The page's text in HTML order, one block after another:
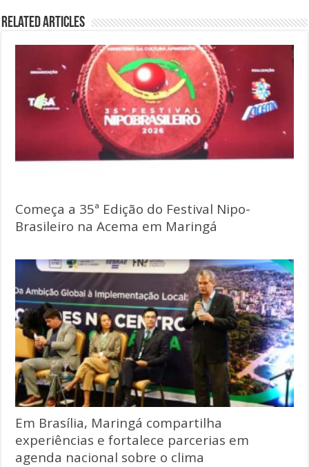
Related Articles
Começa a 35ª Edição do Festival Nipo-
Brasileiro na Acema em Maringá
Em Brasília, Maringá compartilha
experiências e fortalece parcerias em
agenda nacional sobre o clima